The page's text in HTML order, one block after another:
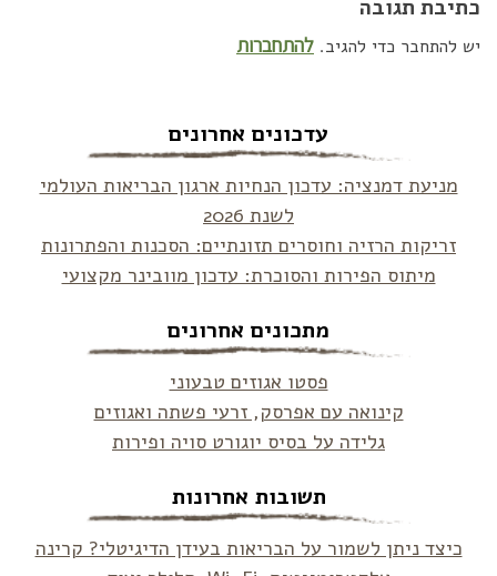
כתיבת תגובה
יש להתחבר כדי להגיב. להתחברות
עדכונים אחרונים
מניעת דמנציה: עדכון הנחיות ארגון הבריאות העולמי
לשנת 2026
זריקות הרזיה וחוסרים תזונתיים: הסכנות והפתרונות
מיתוס הפירות והסוכרת: עדכון מוובינר מקצועי
מתכונים אחרונים
פסטו אגוזים טבעוני
קינואה עם אפרסק, זרעי פשתה ואגוזים
גלידה על בסיס יוגורט סויה ופירות
תשובות אחרונות
כיצד ניתן לשמור על הבריאות בעידן הדיגיטלי? קרינה